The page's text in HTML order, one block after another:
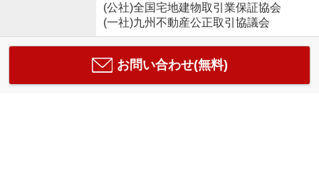
(公社)全国宅地建物取引業保証協会
(一社)九州不動産公正取引協議会
お問い合わせ(無料)